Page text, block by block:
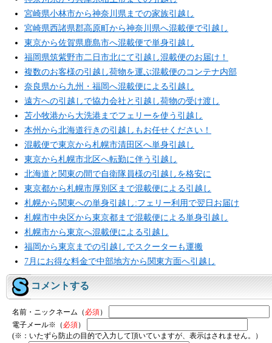
宮崎県小林市から神奈川県までの家族引越し
宮崎県西諸県郡高原町から神奈川県へ混載便で引越し
東京から佐賀県鹿島市へ混載便で単身引越し
福岡県筑紫野市二日市北にて引越し混載便のお届け！
複数のお客様の引越し荷物を運ぶ混載便のコンテナ内部
奈良県から九州・福岡へ混載便による引越し
遠方への引越しで協力会社と引越し荷物の受け渡し
苫小牧港から大洗港までフェリーを使う引越し
本州から北海道行きの引越しもお任せください！
混載便で東京から札幌市清田区へ単身引越し
東京から札幌市北区へ転勤に伴う引越し
北海道と関東の間で自衛隊員様の引越しを格安に
東京都から札幌市厚別区まで混載便による引越し
札幌から関東への単身引越し:フェリー利用で翌日お届け
札幌市中央区から東京都まで混載便による単身引越し
札幌市から東京へ混載便による引越し
福岡から東京までの引越しでスクーターも運搬
7月にお得な料金で中部地方から関東方面へ引越し
コメントする
名前・ニックネーム（ 必須）
電子メール※（ 必須）
(※：いたずら防止の目的で入力して頂いていますが、表示はされません。）